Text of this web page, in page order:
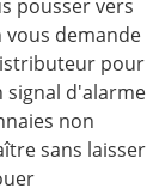
pousser vers
vous demande
pour
d'alarme
non
sans laisser